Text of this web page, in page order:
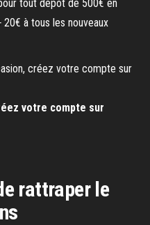
tout dépôt de 500€ en
à tous les nouveaux
votre compte sur
rattraper le